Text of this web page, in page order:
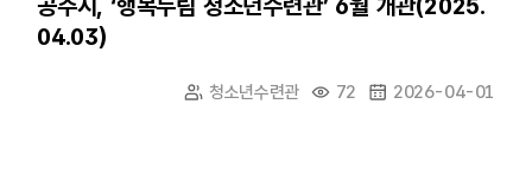
공주시, ‘행복누림 청소년수련관’ 6월 개관(2025.
04.03)
청소년수련관 72 2026-04-01